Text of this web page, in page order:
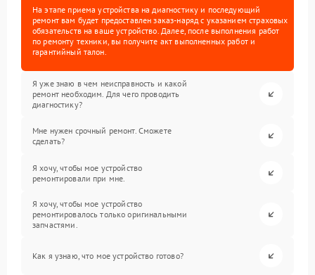
На этапе приема устройства на диагностику и последующий
ремонт вам будет предоставлен заказ-наряд с указанием страховых
обязательств на ваше устройство. Далее, после выполнения работ
по ремонту техники, вы получите акт выполненных работ и
гарантийный талон.
Я уже знаю в чем неисправность и какой
ремонт необходим. Для чего проводить
диагностику?
Мне нужен срочный ремонт. Сможете
сделать?
Я хочу, чтобы мое устройство
ремонтировали при мне.
Я хочу, чтобы мое устройство
ремонтировалось только оригинальными
запчастями.
Как я узнаю, что мое устройство готово?